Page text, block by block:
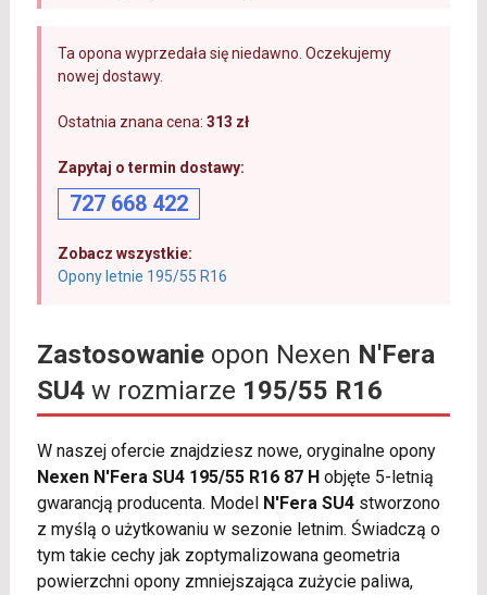
Ta opona wyprzedała się niedawno. Oczekujemy
nowej dostawy.
Ostatnia znana cena: 313 zł
Zapytaj o termin dostawy:
727 668 422
Zobacz wszystkie:
Opony letnie 195/55 R16
Zastosowanieopon Nexen N'Fera
SU4w rozmiarze 195/55 R16
W naszej ofercie znajdziesz nowe, oryginalne opony
Nexen N'Fera SU4 195/55 R16 87 Hobjęte 5-letnią
gwarancją producenta. Model N'Fera SU4stworzono
z myślą o użytkowaniu w sezonie letnim. Świadczą o
tym takie cechy jak zoptymalizowana geometria
powierzchni opony zmniejszająca zużycie paliwa,